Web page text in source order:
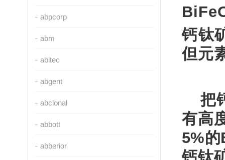
abpcorp
abm
abitec
abgent
abclonal
abbott
abberior
钙钛
但元
把
有高
5%的